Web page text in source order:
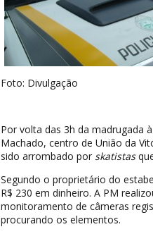
Foto: Divulgação
Por volta das 3h da madrugada
Machado, centro de União da
sido arrombado por skatistas
Segundo o proprietário do
R$ 230 em dinheiro. A PM
monitoramento de câmeras
procurando os elementos.